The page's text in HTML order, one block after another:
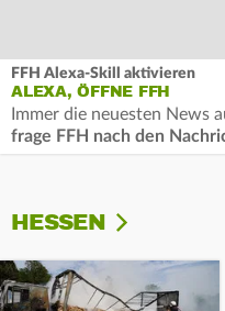
FFH Alexa-Skill aktivieren
ALEXA, ÖFFNE FFH
Immer die neuesten News
frage FFH nach den
HESSEN